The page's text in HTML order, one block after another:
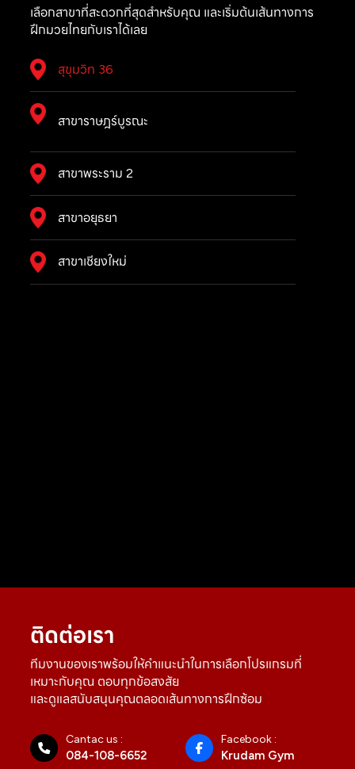
เลือกสาขาที่สะดวกที่สุดสำหรับคุณ และเริ่มต้นเส้นทางการ
ฝึกมวยไทยกับเราได้เลย
สุขุมวิท 36
สาขาราษฎร์บูรณะ
สาขาพระราม 2
สาขาอยุธยา
สาขาเชียงใหม่
ติดต่อเรา
ทีมงานของเราพร้อมให้คำแนะนำในการเลือกโปรแกรมที่
เหมาะกับคุณ ตอบทุกข้อสงสัย
และดูแลสนับสนุนคุณตลอดเส้นทางการฝึกซ้อม
Cantac us :
084-108-6652
Facebook :
Krudam Gym